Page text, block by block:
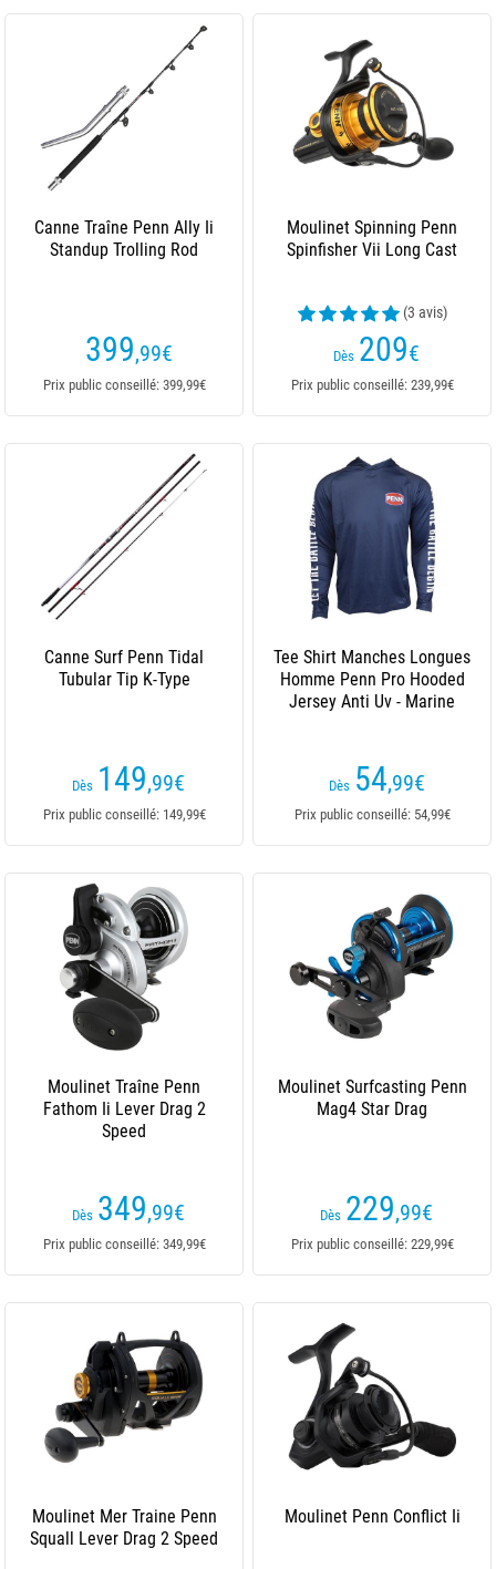
Canne Traîne Penn Ally Ii
Standup Trolling Rod
399,99€
Prix public conseillé: 399,99€
Moulinet Spinning Penn
Spinfisher Vii Long Cast
(3 avis)
Dès 209€
Prix public conseillé: 239,99€
Canne Surf Penn Tidal
Tubular Tip K-Type
Dès 149,99€
Prix public conseillé: 149,99€
Tee Shirt Manches Longues
Homme Penn Pro Hooded
Jersey Anti Uv - Marine
Dès 54,99€
Prix public conseillé: 54,99€
Moulinet Traîne Penn
Fathom Ii Lever Drag 2
Speed
Dès 349,99€
Prix public conseillé: 349,99€
Moulinet Surfcasting Penn
Mag4 Star Drag
Dès 229,99€
Prix public conseillé: 229,99€
Moulinet Mer Traine Penn
Squall Lever Drag 2 Speed
Moulinet Penn Conflict Ii